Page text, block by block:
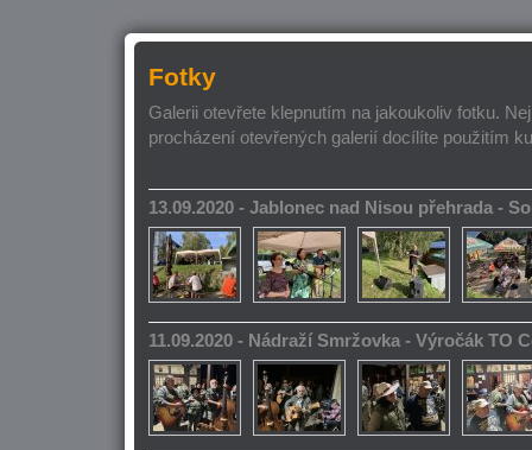
Fotky
Galerii otevřete klepnutím na jakoukoliv fotku.
procházení otevřených galerií docílíte použitím
13.09.2020 - Jablonec nad Nisou přehrada -
11.09.2020 - Nádraží Smržovka - Výročák TO